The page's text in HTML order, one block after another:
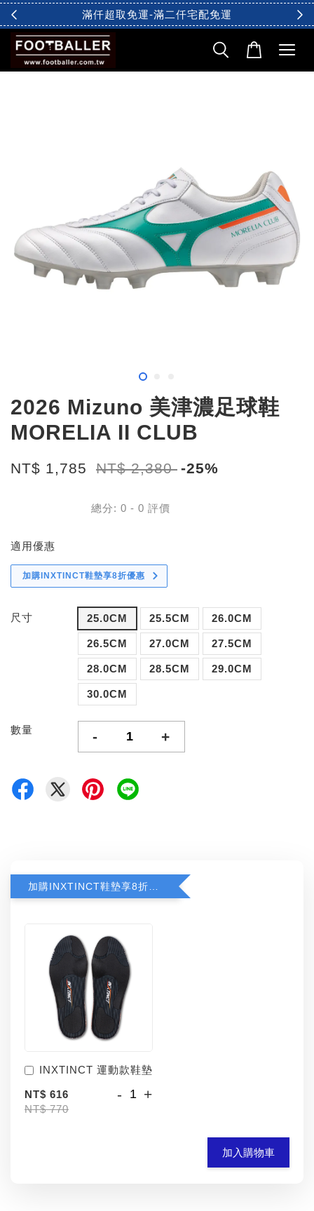
滿仟超取免運-滿二仟宅配免運
2026 Mizuno 美津濃足球鞋
MORELIA II CLUB
NT$ 1,785 NT$ 2,380 -25%
總分: 0 - 0 評價
適用優惠
加購INXTINCT鞋墊享8折優惠
尺寸 25.0CM 25.5CM 26.0CM
26.5CM 27.0CM 27.5CM
28.0CM 28.5CM 29.0CM
30.0CM
數量 - +
INXTINCT 運動款鞋墊
NT$ 616
NT$ 770
- +
加入購物車